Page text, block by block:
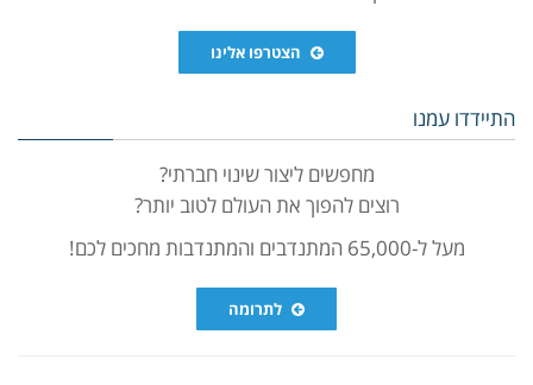
הצטרפו אלינו
התיידדו עמנו
מחפשים ליצור שינוי חברתי?
רוצים להפוך את העולם לטוב יותר?
מעל ל-65,000 המתנדבים והמתנדבות מחכים לכם!
לתרומה